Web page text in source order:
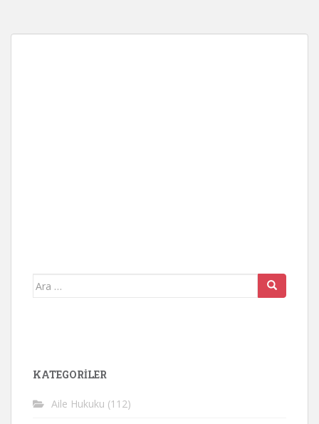
Arama
KATEGORİLER
Aile Hukuku (112)